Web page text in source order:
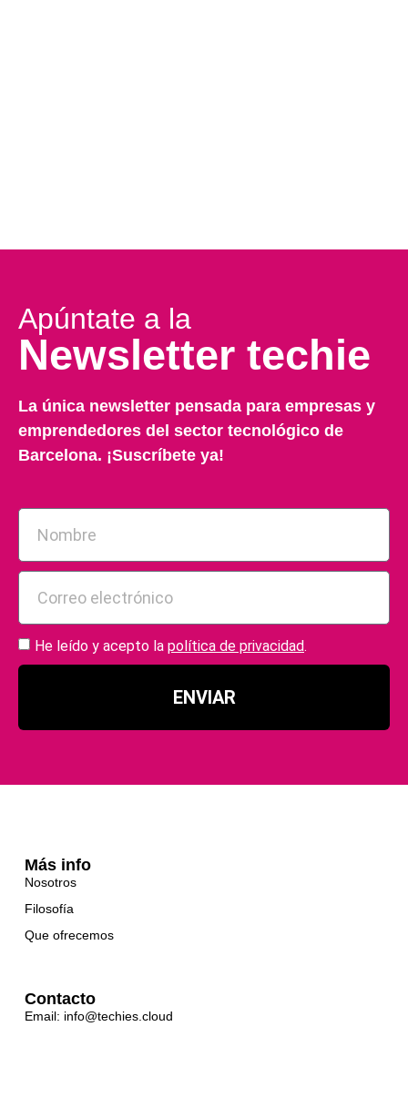
Apúntate a la
Newsletter techie
La única newsletter pensada para empresas y
emprendedores del sector tecnológico de
Barcelona. ¡Suscríbete ya!
He leído y acepto la política de privacidad.
ENVIAR
Más info
Nosotros
Filosofía
Que ofrecemos
Contacto
Email: info@techies.cloud